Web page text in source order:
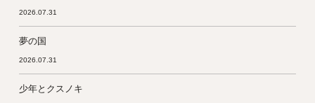
2026.07.31
夢の国
2026.07.31
少年とクスノキ